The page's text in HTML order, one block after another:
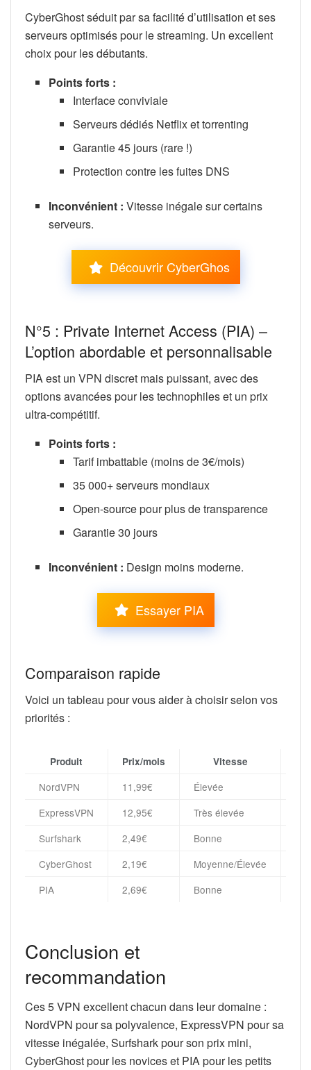
CyberGhost séduit par sa facilité d’utilisation et ses
serveurs optimisés pour le streaming. Un excellent
choix pour les débutants.
Points forts :
Interface conviviale
Serveurs dédiés Netflix et torrenting
Garantie 45 jours (rare !)
Protection contre les fuites DNS
Inconvénient : Vitesse inégale sur certains
serveurs.
Découvrir CyberGhos
N°5 : Private Internet Access (PIA) –
L’option abordable et personnalisable
PIA est un VPN discret mais puissant, avec des
options avancées pour les technophiles et un prix
ultra-compétitif.
Points forts :
Tarif imbattable (moins de 3€/mois)
35 000+ serveurs mondiaux
Open-source pour plus de transparence
Garantie 30 jours
Inconvénient : Design moins moderne.
Essayer PIA
Comparaison rapide
Voici un tableau pour vous aider à choisir selon vos
priorités :
Produit Prix/mois Vitesse
NordVPN 11,99€ Élevée
ExpressVPN
12,95€ Très élevée
Surfshark
2,49€ Bonne
CyberGhost
2,19€ Moyenne/Élevée
PIA
2,69€ Bonne
Conclusion et
recommandation
Ces 5 VPN excellent chacun dans leur domaine :
NordVPN pour sa polyvalence, ExpressVPN pour sa
vitesse inégalée, Surfshark pour son prix mini,
CyberGhost pour les novices et PIA pour les petits